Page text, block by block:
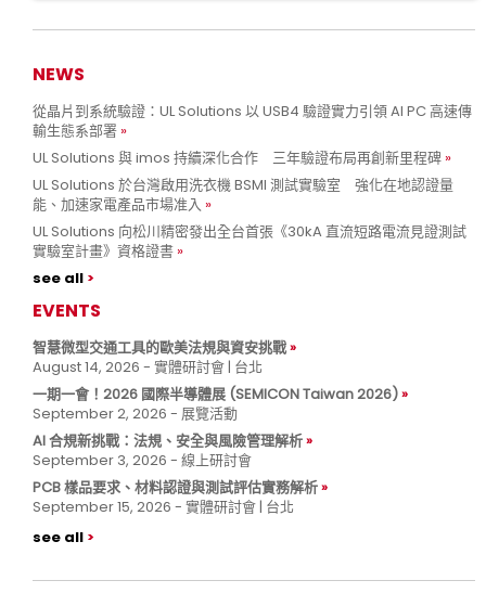
NEWS
從晶片到系統驗證：UL Solutions 以 USB4 驗證實力引領 AI PC 高速傳
輸生態系部署
UL Solutions 與 imos 持續深化合作 三年驗證布局再創新里程碑
UL Solutions 於台灣啟用洗衣機 BSMI 測試實驗室 強化在地認證量
能、加速家電產品市場准入
UL Solutions 向松川精密發出全台首張《30kA 直流短路電流見證測試
實驗室計畫》資格證書
see all
EVENTS
智慧微型交通工具的歐美法規與資安挑戰
August 14, 2026 - 實體研討會 | 台北
一期一會！2026 國際半導體展 (SEMICON Taiwan 2026)
September 2, 2026 - 展覽活動
AI 合規新挑戰：法規、安全與風險管理解析
September 3, 2026 - 線上研討會
PCB 樣品要求、材料認證與測試評估實務解析
September 15, 2026 - 實體研討會 | 台北
see all